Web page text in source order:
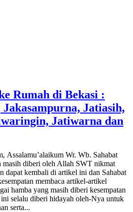
Rumah di Bekasi :
Jatiasih,
Jatiwarna dan
Assalamu’alaikum Wr. Wb. Sahabat
masih diberi oleh Allah SWT nikmat
dapat kembali di artikel ini dan Sahabat
membaca artikel-artikel
hamba yang masih diberi kesempatan
selalu diberi hidayah oleh-Nya untuk
serta...